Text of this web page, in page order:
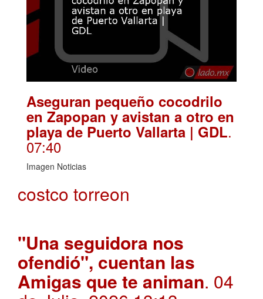
Aseguran pequeño cocodrilo
en Zapopan y avistan a otro en
playa de Puerto Vallarta | GDL.
07:40
Imagen Noticias
costco torreon
"Una seguidora nos
ofendió", cuentan las
Amigas que te animan. 04